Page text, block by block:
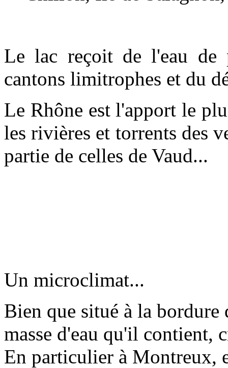
Le lac reçoit de l'eau de
cantons limitrophes et du
Le Rhône est l'apport le
les rivières et torrents des
partie de celles de Vaud...
Un microclimat...
Bien que situé à la bordure
masse d'eau qu'il contient,
En particulier à Montreux,